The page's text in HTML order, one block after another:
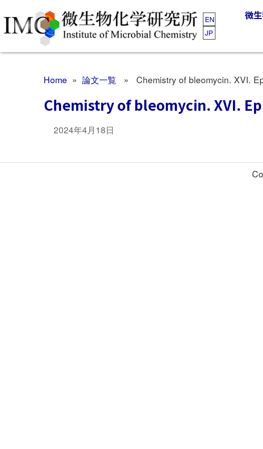
EN
JP
微
Home » 論文一覧 » Chemistry of bleomycin. XVI.
Chemistry of bleomycin. XVI.
2024年4月18日